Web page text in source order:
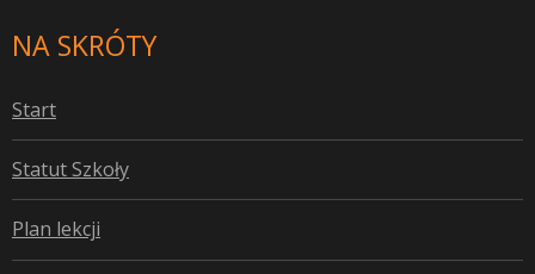
NA SKRÓTY
Start
Statut Szkoły
Plan lekcji